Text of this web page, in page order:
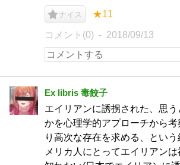
ナイス ★11
コメント(0) 2018/09/13
Ex libris 毒餃子
エイリアンに誘拐された、思
かを心理学的アプローチから考
り高次な存在を求める、とい
メリカ人にとってエイリアン